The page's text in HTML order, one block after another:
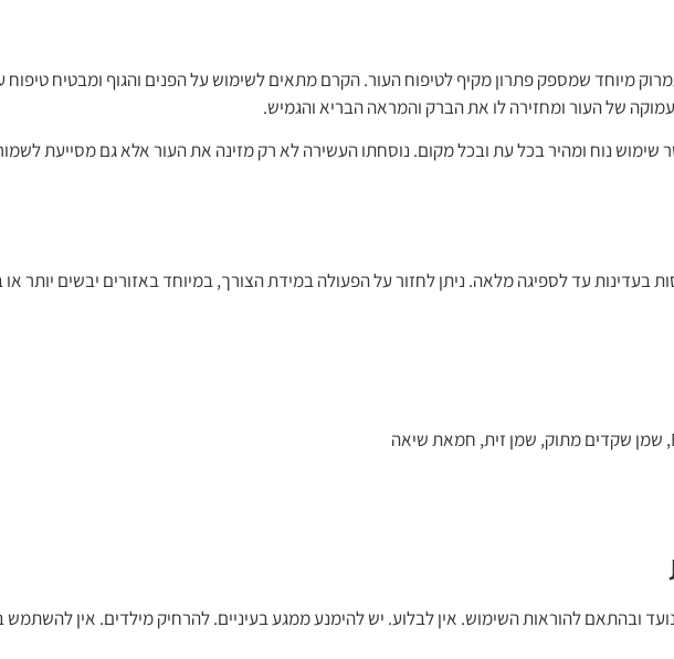
מיוחד שמספק פתרון מקיף לטיפוח העור. הקרם מתאים לשימוש על הפנים והגוף ומבטיח טיפוח
נוח ומהיר בכל עת ובכל מקום. נוסחתו העשירה לא רק מזינה את העור אלא גם מסייעת
עד לספיגה מלאה. ניתן לחזור על הפעולה במידת הצורך, במיוחד באזורים יבשים יותר או
ובהתאם להוראות השימוש. אין לבלוע. יש להימנע ממגע בעיניים. להרחיק מילדים. אין להשתמש